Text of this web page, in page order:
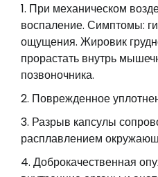
При механическом
воспаление. Симптомы:
ощущения. Жировик
прорастать внутрь
позвоночника.
Поврежденное
Разрыв капсулы
расплавлением
Доброкачественная